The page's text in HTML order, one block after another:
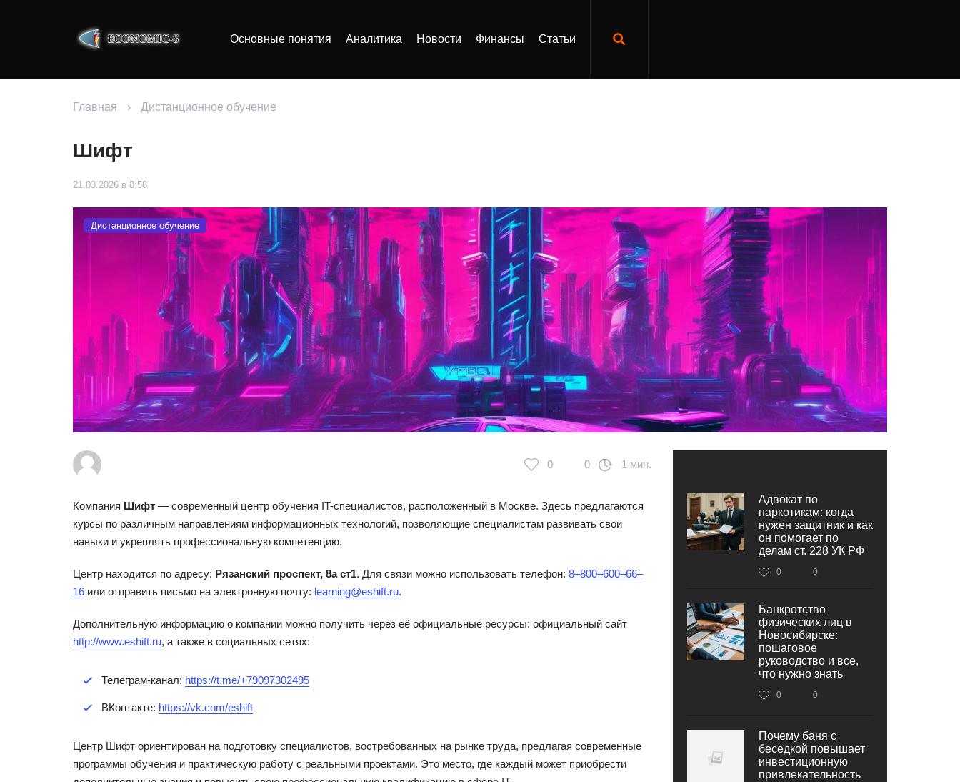
Основные понятия Аналитика Новости Финансы Статьи
Главная › Дистанционное обучение
Шифт
21.03.2026 в 8:58
Дистанционное обучение
0 0 1 мин.
Компания Шифт — современный центр обучения IT-специалистов, расположенный в Москве. Здесь предлагаются
курсы по различным направлениям информационных технологий, позволяющие специалистам развивать свои
навыки и укреплять профессиональную компетенцию.
Центр находится по адресу: Рязанский проспект, 8а ст1. Для связи можно использовать телефон: 8‒800‒600‒66‒
16 или отправить письмо на электронную почту: learning@eshift.ru.
Дополнительную информацию о компании можно получить через её официальные ресурсы: официальный сайт
http://www.eshift.ru, а также в социальных сетях:
Телеграм-канал: https://t.me/+79097302495
ВКонтакте: https://vk.com/eshift
Центр Шифт ориентирован на подготовку специалистов, востребованных на рынке труда, предлагая современные
программы обучения и практическую работу с реальными проектами. Это место, где каждый может приобрести
Адвокат по
наркотикам: когда
нужен защитник и как
он помогает по
делам ст. 228 УК РФ
0 0
Банкротство
физических лиц в
Новосибирске:
пошаговое
руководство и все,
что нужно знать
0 0
Почему баня с
беседкой повышает
инвестиционную
привлекательность